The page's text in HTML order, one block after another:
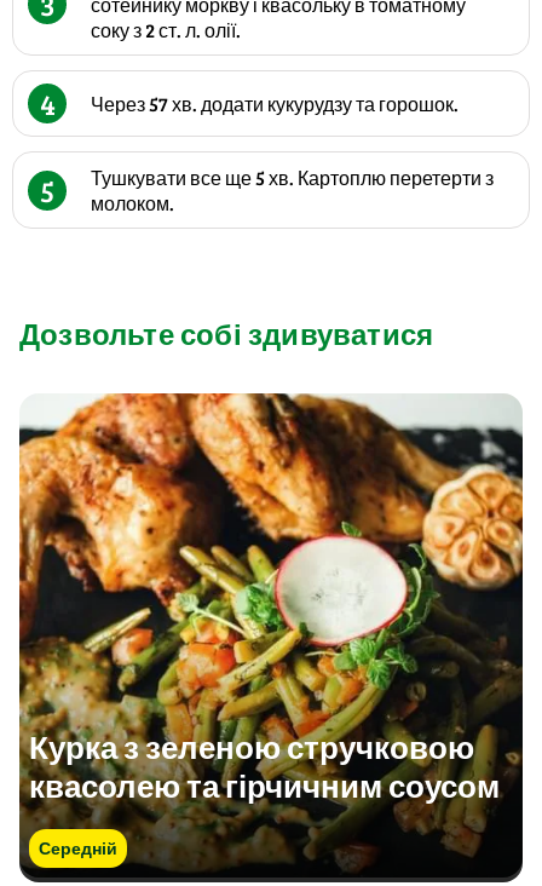
соку з 2 ст. л. олії.
4 Через 57 хв. додати кукурудзу та горошок.
5
Тушкувати все ще 5 хв. Картоплю перетерти з
молоком.
Дозвольте собі здивуватися
Курка з зеленою стручковою
квасолею та гірчичним соусом
Середній